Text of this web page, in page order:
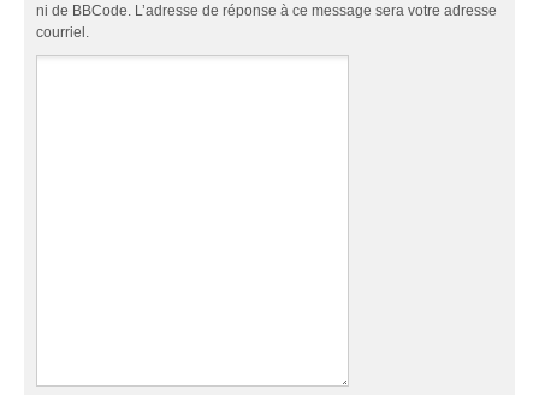
ni de BBCode. L’adresse de réponse à ce message sera votre adresse
courriel.